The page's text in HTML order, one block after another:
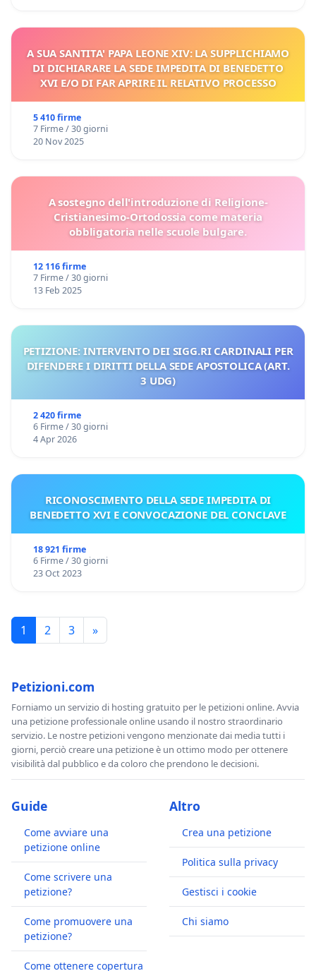
A SUA SANTITA' PAPA LEONE XIV: LA SUPPLICHIAMO
DI DICHIARARE LA SEDE IMPEDITA DI BENEDETTO
XVI E/O DI FAR APRIRE IL RELATIVO PROCESSO
5 410 firme
7 Firme / 30 giorni
20 Nov 2025
A sostegno dell'introduzione di Religione-
Cristianesimo-Ortodossia come materia
obbligatoria nelle scuole bulgare.
12 116 firme
7 Firme / 30 giorni
13 Feb 2025
PETIZIONE: INTERVENTO DEI SIGG.RI CARDINALI PER
DIFENDERE I DIRITTI DELLA SEDE APOSTOLICA (ART.
3 UDG)
2 420 firme
6 Firme / 30 giorni
4 Apr 2026
RICONOSCIMENTO DELLA SEDE IMPEDITA DI
BENEDETTO XVI E CONVOCAZIONE DEL CONCLAVE
18 921 firme
6 Firme / 30 giorni
23 Oct 2023
1 2 3 »
Petizioni.com
Forniamo un servizio di hosting gratuito per le petizioni online. Avvia
una petizione professionale online usando il nostro straordinario
servizio. Le nostre petizioni vengono menzionate dai media tutti i
giorni, perciò creare una petizione è un ottimo modo per ottenere
visibilità dal pubblico e da coloro che prendono le decisioni.
Guide
Come avviare una
petizione online
Come scrivere una
petizione?
Come promuovere una
petizione?
Come ottenere copertura
Altro
Crea una petizione
Politica sulla privacy
Gestisci i cookie
Chi siamo